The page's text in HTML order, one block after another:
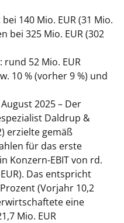
140 Mio. EUR (31 Mio.
bei 325 Mio. EUR (302
52 Mio. EUR
10 % (vorher 9 %) und
2025 – Der
Daldrup &
erzielte gemäß
für das erste
Konzern-EBIT von rd.
Das entspricht
(Vorjahr 10,2
eine
Mio. EUR